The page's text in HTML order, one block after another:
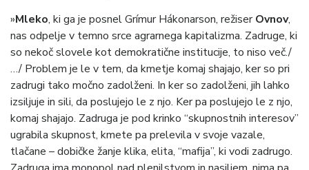
»Mleko, ki ga je posnel Grímur Hákonarson, režiserOvnov,
nas odpelje v temno srce agrarnega kapitalizma. Zadruge, ki
so nekoč slovele kot demokratične institucije, to niso več./
…/ Problem je le v tem, da kmetje komaj shajajo, ker so pri
zadrugi tako močno zadolženi. In ker so zadolženi, jih lahko
izsiljuje in sili, da poslujejo le z njo. Ker pa poslujejo le z njo,
komaj shajajo. Zadruga je pod krinko “skupnostnih interesov”
ugrabila skupnost, kmete pa prelevila v svoje vazale,
tlačane – dobičke žanje klika, elita, “mafija”, ki vodi zadrugo.